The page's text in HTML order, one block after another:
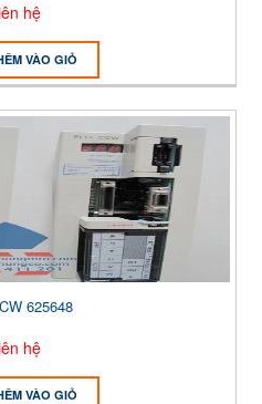
hệ
VÀO GIỎ
625648
hệ
VÀO GIỎ